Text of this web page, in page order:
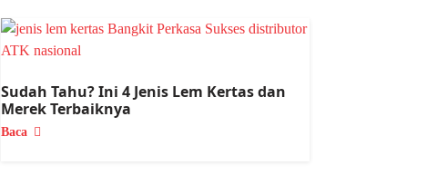
Sudah Tahu? Ini 4 Jenis Lem Kertas dan
Merek Terbaiknya
Baca